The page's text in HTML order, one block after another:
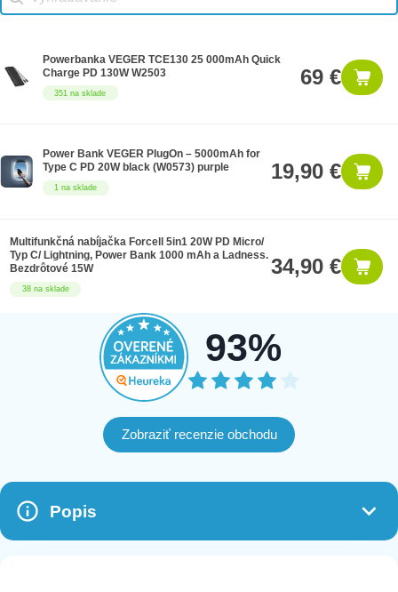
351 na sklade
Powerbanka VEGER TCE130 25 000mAh Quick
Charge PD 130W W2503
69 €
1 na sklade
Power Bank VEGER PlugOn – 5000mAh for
Type C PD 20W black (W0573) purple
19,90 €
38 na sklade
Multifunkčná nabíjačka Forcell 5in1 20W PD Micro/
Typ C/ Lightning, Power Bank 1000 mAh a Ladness.
Bezdrôtové 15W
34,90 €
93%
Zobraziť recenzie obchodu
Popis